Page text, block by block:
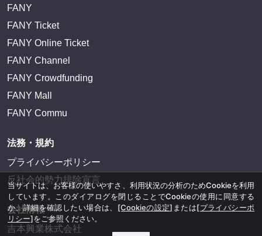
FANY
FANY Ticket
FANY Online Ticket
FANY Channel
FANY Crowdfunding
FANY Mall
FANY Commu
法務・規約
プライバシーポリシー
反社会的勢力排除宣言
会社情報
吉本興業株式会社
当サイトは、お客様の使いやすさ、利用状況の分析のためCookieを利用
しています。このダイアログを閉じることでCookieの使用に同意する
か、詳細を確認したい場合は、 [Cookieの設定] または[プライバシーポ
リシー]をご参照ください。